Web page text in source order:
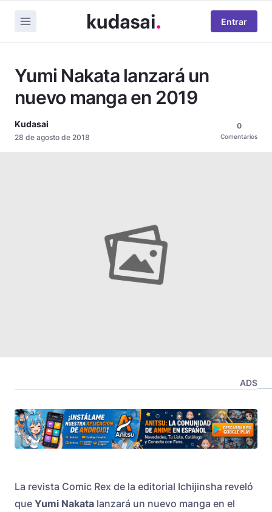
Entrar
Yumi Nakata lanzará un
nuevo manga en 2019
Kudasai
28 de agosto de 2018
0
Comentarios
ADS
La revista Comic Rex de la editorial Ichijinsha reveló
que Yumi Nakata lanzará un nuevo manga en el